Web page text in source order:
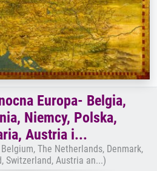
Europa- Belgia,
Niemcy, Polska,
Austria i...
The Netherlands, Denmark,
Switzerland, Austria an...)